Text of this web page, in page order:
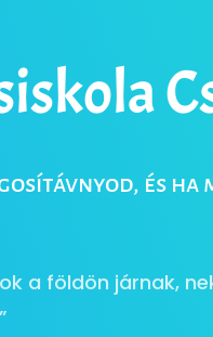
és ha
a földön járnak,